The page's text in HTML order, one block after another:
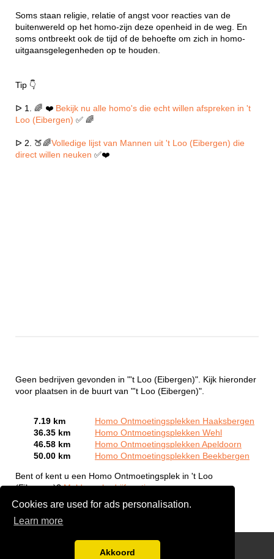
Cookies are used for ads personalisation.
Learn more
Akkoord
Soms staan religie, relatie of angst voor reacties van de
buitenwereld op het homo-zijn deze openheid in de weg. En
soms ontbreekt ook de tijd of de behoefte om zich in homo-
uitgaansgelegenheden op te houden.
Tip 👇
ᐅ 1. 🌈 ❤️ Bekijk nu alle homo's die echt willen afspreken in 't
Loo (Eibergen) ✅ 🌈
ᐅ 2. 🍑🌈Volledige lijst van Mannen uit 't Loo (Eibergen) die
direct willen neuken ✅❤️
Geen bedrijven gevonden in "'t Loo (Eibergen)". Kijk hieronder
voor plaatsen in de buurt van "'t Loo (Eibergen)".
7.19 km
Homo Ontmoetingsplekken Haaksbergen
36.35 km
Homo Ontmoetingsplekken Wehl
46.58 km
Homo Ontmoetingsplekken Apeldoorn
50.00 km
Homo Ontmoetingsplekken Beekbergen
Bent of kent u een Homo Ontmoetingsplek in 't Loo
(Eibergen)?Meld een bedrijf gratis aan